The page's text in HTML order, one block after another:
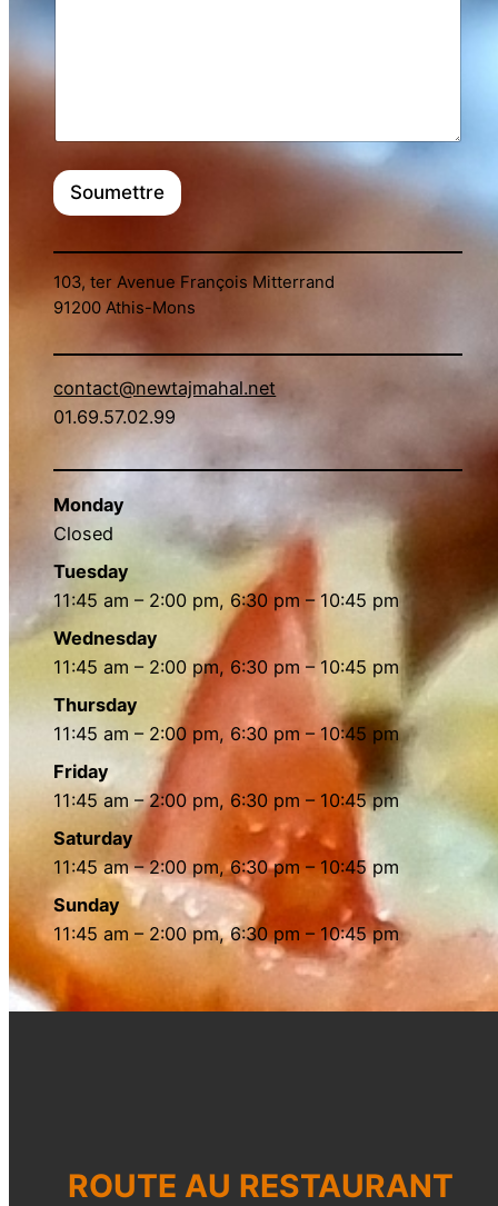
Soumettre
103, ter Avenue François Mitterrand
91200 Athis-Mons
contact@newtajmahal.net
01.69.57.02.99
Monday
Closed
Tuesday
11:45 am – 2:00 pm, 6:30 pm – 10:45 pm
Wednesday
11:45 am – 2:00 pm, 6:30 pm – 10:45 pm
Thursday
11:45 am – 2:00 pm, 6:30 pm – 10:45 pm
Friday
11:45 am – 2:00 pm, 6:30 pm – 10:45 pm
Saturday
11:45 am – 2:00 pm, 6:30 pm – 10:45 pm
Sunday
11:45 am – 2:00 pm, 6:30 pm – 10:45 pm
ROUTE AU RESTAURANT